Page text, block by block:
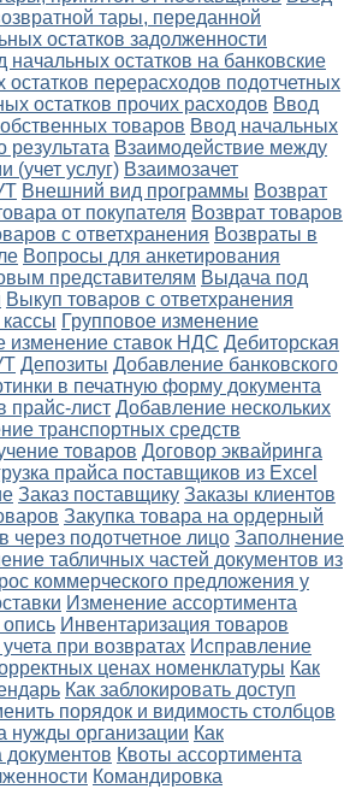
тары, переданной
остатков задолженности
начальных остатков на банковские
перерасходов подотчетных
остатков прочих расходов Ввод
товаров Ввод начальных
результата Взаимодействие между
(учет услуг) Взаимозачет
Внешний вид программы Возврат
от покупателя Возврат товаров
с ответхранения Возвраты в
Вопросы для анкетирования
представителям Выдача под
Выкуп товаров с ответхранения
Групповое изменение
изменение ставок НДС Дебиторская
Депозиты Добавление банковского
в печатную форму документа
прайс-лист Добавление нескольких
транспортных средств
товаров Договор эквайринга
прайса поставщиков из Excel
Заказ поставщику Заказы клиентов
Закупка товара на ордерный
через подотчетное лицо Заполнение
табличных частей документов из
коммерческого предложения у
Изменение ассортимента
Инвентаризация товаров
при возвратах Исправление
ценах номенклатуры Как
Как заблокировать доступ
порядок и видимость столбцов
нужды организации Как
Квоты ассортимента
Командировка